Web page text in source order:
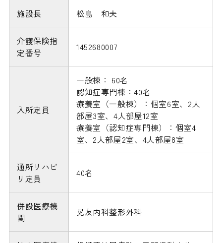
施設長 松島 和夫
介護保険指
定番号
1452680007
入所定員
一般棟： 60名
認知症専門棟：40名
療養室（一般棟）：個室6室、2人
部屋3室、4人部屋12室
療養室（認知症専門棟）：個室4
室、2人部屋2室、4人部屋8室
通所リハビ
リ定員
40名
併設医療機
関
晃友内科整形外科